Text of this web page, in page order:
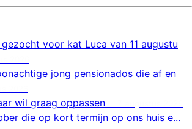
voor kat Luca van 11 augustu
jong pensionados die af en
wil graag oppassen
die op kort termijn op ons huis e...